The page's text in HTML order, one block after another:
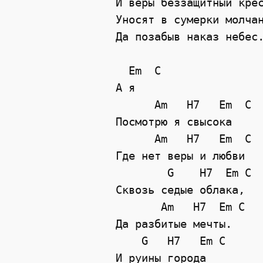
Уносят в сумерки
Да позабыв наказ небес.
  Em  C
А я
      Am   H7   Em  C
Посмотрю я свысока
      Am   H7   Em  C
Где нет веры и любви
        G    H7  Em C
Сквозь седые облака,
       Am   H7  Em C
Да разбитые мечты.
    G   H7   Em C
И руины города